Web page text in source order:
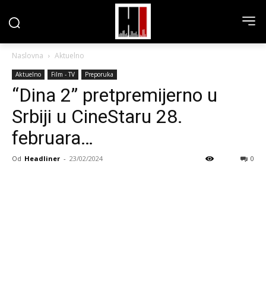
Naslovna Aktuelno
Aktuelno Film - TV Preporuka
“Dina 2” pretpremijerno u
Srbiji u CineStaru 28.
februara…
Od Headliner - 23/02/2024 0